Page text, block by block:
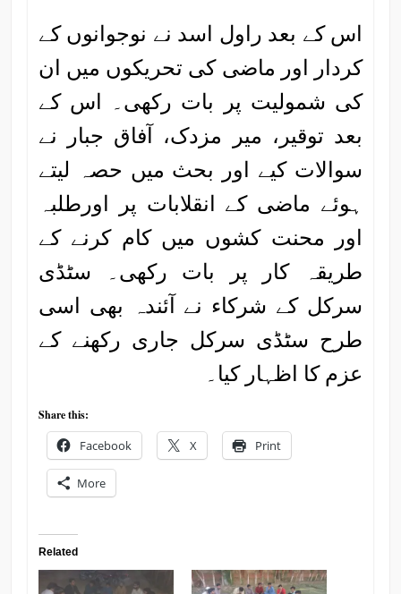
اس کے بعد راول اسد نے نوجوانوں کے
کردار اور ماضی کی تحریکوں میں ان
کی شمولیت پر بات رکھی۔ اس کے
بعد توقیر، میر مزدک، آفاق جبار نے
سوالات کیے اور بحث میں حصہ لیتے
ہوئے ماضی کے انقلابات پر اورطلبہ
اور محنت کشوں میں کام کرنے کے
طریقہ کار پر بات رکھی۔ سٹڈی
سرکل کے شرکاء نے آئندہ بھی اسی
طرح سٹڈی سرکل جاری رکھنے کے
عزم کا اظہار کیا۔
Share this:
Facebook X Print
More
Related